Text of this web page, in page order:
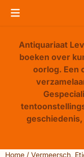
Cookievoorkeuren
Antiquariaat
boeken over
oorlog. Een
Home / Vermeersch,